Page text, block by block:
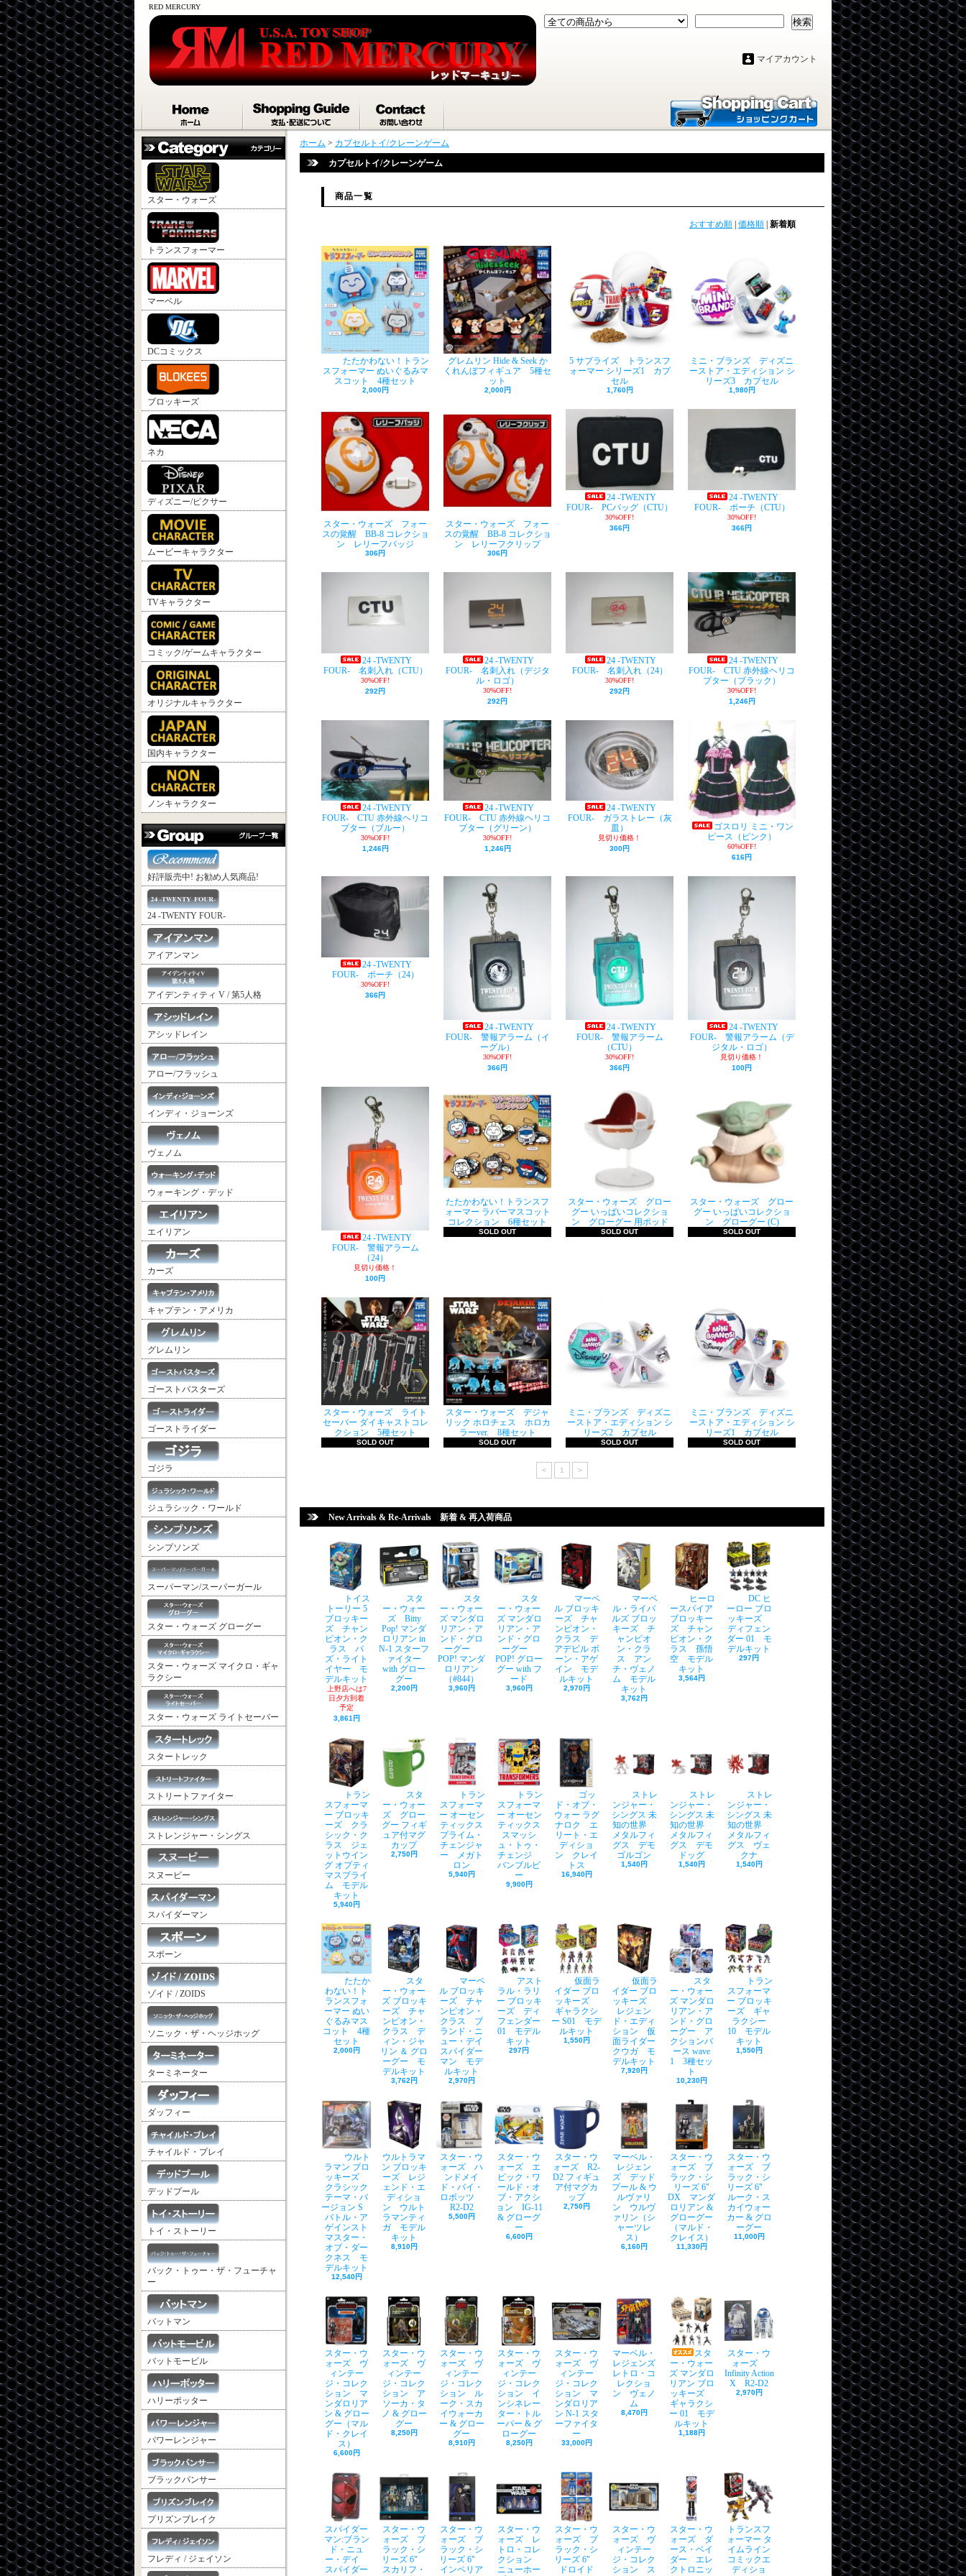
RED MERCURY
検索
マイアカウント
スター・ウォーズ
トランスフォーマー
マーベル
DCコミックス
ブロッキーズ
ネカ
ディズニー/ピクサー
ムービーキャラクター
TVキャラクター
コミック/ゲームキャラクター
オリジナルキャラクター
国内キャラクター
ノンキャラクター
好評販売中! お勧め人気商品!
24 -TWENTY FOUR-
アイアンマン
アイデンティティ V / 第5人格
アシッドレイン
アロー/フラッシュ
インディ・ジョーンズ
ヴェノム
ウォーキング・デッド
エイリアン
カーズ
キャプテン・アメリカ
グレムリン
ゴーストバスターズ
ゴーストライダー
ゴジラ
ジュラシック・ワールド
シンプソンズ
スーパーマン/スーパーガール
スター・ウォーズ グローグー
スター・ウォーズ マイクロ・ギャ
ラクシー
スター・ウォーズ ライトセーバー
スタートレック
ストリートファイター
ストレンジャー・シングス
スヌーピー
スパイダーマン
スポーン
ゾイド / ZOIDS
ソニック・ザ・ヘッジホッグ
ターミネーター
ダッフィー
チャイルド・プレイ
デッドプール
トイ・ストーリー
バック・トゥー・ザ・フューチャ
ー
バットマン
バットモービル
ハリーポッター
パワーレンジャー
ブラックパンサー
プリズンブレイク
フレディ / ジェイソン
ホーム > カプセルトイ/クレーンゲーム
カプセルトイ/クレーンゲーム
商品一覧
おすすめ順 価格順 新着順
たたかわない！トラン
スフォーマー ぬいぐるみマ
スコット 4種セット
2,000円
グレムリン Hide & Seek か
くれんぼフィギュア 5種セ
ット
2,000円
5 サプライズ トランスフ
ォーマー シリーズ1 カプ
セル
1,760円
ミニ・ブランズ ディズニ
ーストア・エディション シ
リーズ3 カプセル
1,980円
スター・ウォーズ フォー
スの覚醒 BB-8 コレクショ
ン レリーフバッジ
306円
スター・ウォーズ フォー
スの覚醒 BB-8 コレクショ
ン レリーフクリップ
306円
24 -TWENTY
FOUR- PCバッグ（CTU）
30%OFF!
366円
24 -TWENTY
FOUR- ポーチ（CTU）
30%OFF!
366円
24 -TWENTY
FOUR- 名刺入れ（CTU）
30%OFF!
292円
24 -TWENTY
FOUR- 名刺入れ（デジタ
ル・ロゴ）
30%OFF!
292円
24 -TWENTY
FOUR- 名刺入れ（24）
30%OFF!
292円
24 -TWENTY
FOUR- CTU 赤外線ヘリコ
プター（ブラック）
30%OFF!
1,246円
24 -TWENTY
FOUR- CTU 赤外線ヘリコ
プター（ブルー）
30%OFF!
1,246円
24 -TWENTY
FOUR- CTU 赤外線ヘリコ
プター（グリーン）
30%OFF!
1,246円
24 -TWENTY
FOUR- ガラストレー（灰
皿）
見切り価格！
300円
ゴスロリ ミニ・ワン
ピース（ピンク）
60%OFF!
616円
24 -TWENTY
FOUR- ポーチ（24）
30%OFF!
366円
24 -TWENTY
FOUR- 警報アラーム（イ
ーグル）
30%OFF!
366円
24 -TWENTY
FOUR- 警報アラーム
（CTU）
30%OFF!
366円
24 -TWENTY
FOUR- 警報アラーム（デ
ジタル・ロゴ）
見切り価格！
100円
24 -TWENTY
FOUR- 警報アラーム
（24）
見切り価格！
100円
たたかわない！トランスフ
ォーマー ラバーマスコット
コレクション 6種セット
SOLD OUT
スター・ウォーズ グロー
グー いっぱいコレクショ
ン グローグー 用ポッド
SOLD OUT
スター・ウォーズ グロー
グー いっぱいコレクショ
ン グローグー (C)
SOLD OUT
スター・ウォーズ ライト
セーバー ダイキャストコレ
クション 5種セット
SOLD OUT
スター・ウォーズ デジャ
リック ホロチェス ホロカ
ラーver. 8種セット
SOLD OUT
ミニ・ブランズ ディズニ
ーストア・エディション シ
リーズ2 カプセル
SOLD OUT
ミニ・ブランズ ディズニ
ーストア・エディション シ
リーズ1 カプセル
SOLD OUT
< 1 >
New Arrivals & Re-Arrivals 新着 & 再入荷商品
トイス
トーリー 5
ブロッキー
ズ チャン
ピオン・ク
ラス バ
ズ・ライト
イヤー モ
デルキット
上野店へは7
日夕方到着
予定
3,861円
スタ
ー・ウォー
ズ Bitty
Pop! マンダ
ロリアン in
N-1 スターフ
ァイター
with グロー
グー
2,200円
スタ
ー・ウォー
ズ マンダロ
リアン・ア
ンド・グロ
ーグー
POP! マンダ
ロリアン
（#844）
3,960円
スタ
ー・ウォー
ズ マンダロ
リアン・ア
ンド・グロ
ーグー
POP! グロー
グー with フ
ード
3,960円
マーベ
ル ブロッキ
ーズ チャ
ンピオン・
クラス デ
アデビル ボ
ーン・アゲ
イン モデ
ルキット
2,970円
マーベ
ル・ライバ
ルズ ブロッ
キーズ チ
ャンピオ
ン・クラ
ス アン
チ・ヴェノ
ム モデル
キット
3,762円
ヒーロ
ースパイア
ブロッキー
ズ チャン
ピオン・ク
ラス 孫悟
空 モデル
キット
3,564円
DC ヒ
ーロー ブロ
ッキーズ
ディフェン
ダー 01 モ
デルキット
297円
トラン
スフォーマ
ー ブロッキ
ーズ クラ
シック・ク
ラス ジェ
ットウイン
グ オプティ
マスプライ
ム モデル
キット
5,940円
スタ
ー・ウォー
ズ グロー
グー フィギ
ュア付マグ
カップ
2,750円
トラン
スフォーマ
ー オーセン
ティックス
プライム・
チェンジャ
ー メガト
ロン
5,940円
トラン
スフォーマ
ー オーセン
ティックス
スマッシ
ュ・トゥ・
チェンジ
バンブルビ
ー
9,900円
ゴッ
ド・オブ・
ウォー ラグ
ナロク エ
リート・エ
ディショ
ン クレイ
トス
16,940円
ストレ
ンジャー・
シングス 未
知の世界
メタルフィ
グス デモ
ゴルゴン
1,540円
ストレ
ンジャー・
シングス 未
知の世界
メタルフィ
グス デモ
ドッグ
1,540円
ストレ
ンジャー・
シングス 未
知の世界
メタルフィ
グス ヴェ
クナ
1,540円
たたか
わない！ト
ランスフォ
ーマー ぬい
ぐるみマス
コット 4種
セット
2,000円
スタ
ー・ウォー
ズ ブロッキ
ーズ チャ
ンピオン・
クラス デ
ィン・ジャ
リン ＆ グロ
ーグー モ
デルキット
3,762円
マーベ
ル ブロッキ
ーズ チャ
ンピオン・
クラス ブ
ランド・ニ
ュー・デイ
スパイダー
マン モデ
ルキット
2,970円
アスト
ラル・ラリ
ー ブロッキ
ーズ ディ
フェンダー
01 モデル
キット
297円
仮面ラ
イダー ブロ
ッキーズ
ギャラクシ
ー S01 モデ
ルキット
1,550円
仮面ラ
イダー ブロ
ッキーズ
レジェン
ド・エディ
ション 仮
面ライダー
クウガ モ
デルキット
7,920円
スタ
ー・ウォー
ズ マンダロ
リアン・ア
ンド・グロ
ーグー ア
クションバ
ース wave
1 3種セッ
ト
10,230円
トラン
スフォーマ
ー ブロッキ
ーズ ギャ
ラクシー
10 モデル
キット
1,550円
ウルト
ラマン ブロ
ッキーズ
クラシック
テーマ・バ
ージョン S
バトル・ア
ゲインスト
マスター・
オブ・ダー
クネス モ
デルキット
12,540円
ウルトラマ
ン ブロッキ
ーズ レジ
ェンド・エ
ディショ
ン ウルト
ラマンティ
ガ モデル
キット
8,910円
スター・ウ
ォーズ ハ
ンドメイ
ド・バイ・
ロボッツ
R2-D2
5,500円
スター・ウ
ォーズ エ
ピック・ワ
ールド・オ
ブ・アクシ
ョン IG-11
& グローグ
ー
6,600円
スター・ウ
ォーズ R2-
D2 フィギュ
ア付マグカ
ップ
2,750円
マーベル・
レジェン
ズ デッド
プール & ウ
ルヴァリ
ン ウルヴ
ァリン（シ
ャーツレ
ス）
6,160円
スター・ウ
ォーズ ブ
ラック・シ
リーズ 6"
DX マンダ
ロリアン &
グローグー
（マルド・
クレイス）
11,330円
スター・ウ
ォーズ ブ
ラック・シ
リーズ 6"
ルーク・ス
カイウォー
カー & グロ
ーグー
11,000円
スター・ウ
ォーズ ヴ
ィンテー
ジ・コレク
ション マ
ンダロリア
ン & グロー
グー（マル
ド・クレイ
ス）
6,600円
スター・ウ
ォーズ ヴ
ィンテー
ジ・コレク
ション ア
ソーカ・タ
ノ & グロー
グー
8,250円
スター・ウ
ォーズ ヴ
ィンテー
ジ・コレク
ション ル
ーク・スカ
イウォーカ
ー & グロー
グー
8,910円
スター・ウ
ォーズ ヴ
ィンテー
ジ・コレク
ション イ
ンシネレー
ター・トル
ーパー & グ
ローグー
8,250円
スター・ウ
ォーズ ヴ
ィンテー
ジ・コレク
ション マ
ンダロリア
ン N-1 スタ
ーファイタ
ー
33,000円
マーベル・
レジェンズ
レトロ・コ
レクショ
ン ヴェノ
ム
8,470円
スタ
ー・ウォー
ズ マンダロ
リアン ブロ
ッキーズ
ギャラクシ
ー 01 モデ
ルキット
1,188円
スター・ウ
ォーズ
Infinity Action
X R2-D2
2,970円
スパイダー
マン:ブラン
ド・ニュ
ー・デイ
スパイダー
スター・ウ
ォーズ ブ
ラック・シ
リーズ 6"
スカリフ・
スター・ウ
ォーズ ブ
ラック・シ
リーズ 6"
インペリア
スター・ウ
ォーズ レ
トロ・コレ
クション
ニューホー
スター・ウ
ォーズ ブ
ラック・シ
リーズ 6"
ドロイド
スター・ウ
ォーズ ヴ
ィンテー
ジ・コレク
ション ス
スター・ウ
ォーズ ダ
ース・ベイ
ダー エレ
クトロニッ
トランスフ
ォーマー タ
イムライン
コミックエ
ディショ